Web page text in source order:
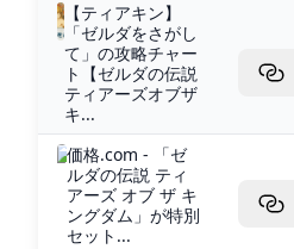
【ティアキン】
「ゼルダをさがし
て」の攻略チャー
ト【ゼルダの伝説
ティアーズオブザ
キ...
価格.com - 「ゼ
ルダの伝説 ティ
アーズ オブ ザ キ
ングダム」が特別
セット...